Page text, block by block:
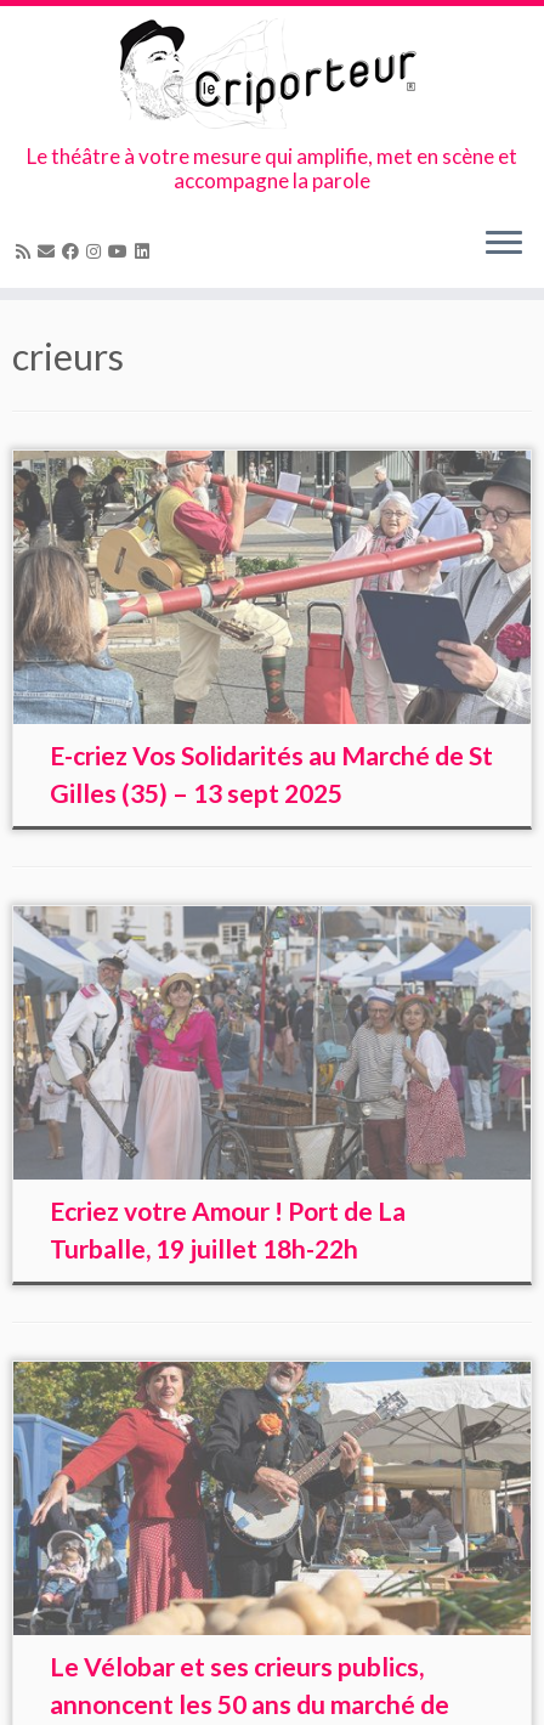
content
Le théâtre à votre mesure qui amplifie, met en scène et
accompagne la parole
crieurs
E-criez Vos Solidarités au Marché de St
Gilles (35) – 13 sept 2025
Ecriez votre Amour ! Port de La
Turballe, 19 juillet 18h-22h
Le Vélobar et ses crieurs publics,
annoncent les 50 ans du marché de